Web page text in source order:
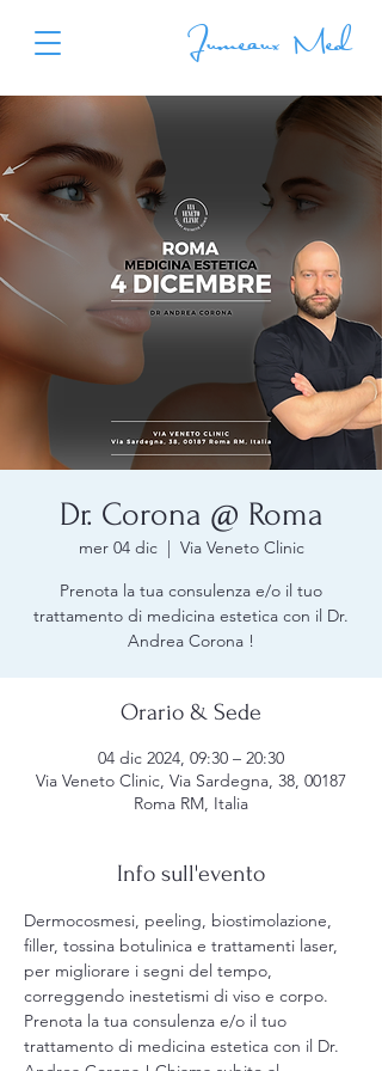
Jumeaux Med
Dr. Corona @ Roma
mer 04 dic
  |
Via Veneto Clinic
Prenota la tua consulenza e/o il tuo
trattamento di medicina estetica con il Dr.
Andrea Corona !
Orario & Sede
04 dic 2024, 09:30 – 20:30
Via Veneto Clinic, Via Sardegna, 38, 00187
Roma RM, Italia
Info sull'evento
Dermocosmesi, peeling, biostimolazione,
filler, tossina botulinica e trattamenti laser,
per migliorare i segni del tempo,
correggendo inestetismi di viso e corpo.
Prenota la tua consulenza e/o il tuo
trattamento di medicina estetica con il Dr.